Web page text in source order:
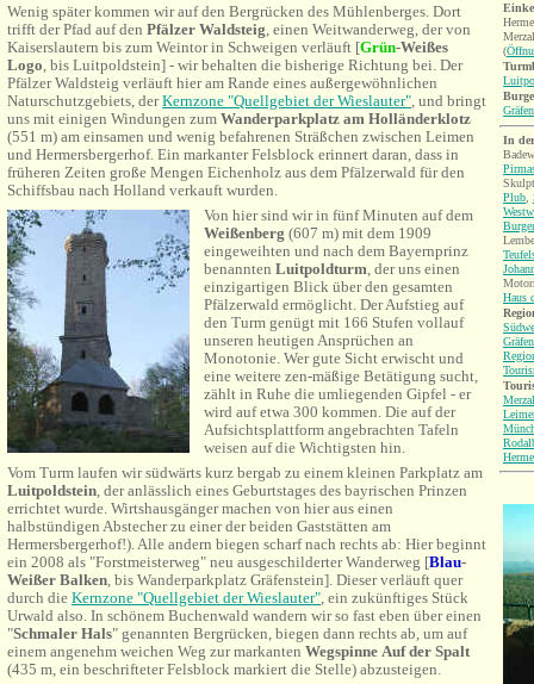
Wenig später kommen wir auf den Bergrücken des Mühlenberges. Dort
trifft der Pfad auf den Pfälzer Waldsteig, einen Weitwanderweg, der von
Kaiserslautern bis zum Weintor in Schweigen verläuft [Grün-Weißes
Logo, bis Luitpoldstein] - wir behalten die bisherige Richtung bei. Der
Pfälzer Waldsteig verläuft hier am Rande eines außergewöhnlichen
Naturschutzgebiets, derKernzone "Quellgebiet der Wieslauter", und bringt
uns mit einigen Windungen zum Wanderparkplatz am Holländerklotz
(551 m) am einsamen und wenig befahrenen Sträßchen zwischen Leimen
und Hermersbergerhof. Ein markanter Felsblock erinnert daran, dass in
früheren Zeiten große Mengen Eichenholz aus dem Pfälzerwald für den
Schiffsbau nach Holland verkauft wurden.
Von hier sind wir in fünf Minuten auf dem
Weißenberg (607 m) mit dem 1909
eingeweihten und nach dem Bayernprinz
benannten Luitpoldturm, der uns einen
einzigartigen Blick über den gesamten
Pfälzerwald ermöglicht. Der Aufstieg auf
den Turm genügt mit 166 Stufen vollauf
unseren heutigen Ansprüchen an
Monotonie. Wer gute Sicht erwischt und
eine weitere zen-mäßige Betätigung sucht,
zählt in Ruhe die umliegenden Gipfel - er
wird auf etwa 300 kommen. Die auf der
Aufsichtsplattform angebrachten Tafeln
weisen auf die Wichtigsten hin.
Vom Turm laufen wir südwärts kurz bergab zu einem kleinen Parkplatz am
Luitpoldstein, der anlässlich eines Geburtstages des bayrischen Prinzen
errichtet wurde. Wirtshausgänger machen von hier aus einen
halbstündigen Abstecher zu einer der beiden Gaststätten am
Hermersbergerhof!). Alle andern biegen scharf nach rechts ab: Hier beginnt
ein 2008 als "Forstmeisterweg" neu ausgeschilderter Wanderweg [Blau-
Weißer Balken, bis Wanderparkplatz Gräfenstein]. Dieser verläuft quer
durch die Kernzone "Quellgebiet der Wieslauter", ein zukünftiges Stück
Urwald also. In schönem Buchenwald wandern wir so fast eben über einen
"Schmaler Hals" genannten Bergrücken, biegen dann rechts ab, um auf
einem angenehm weichen Weg zur markanten Wegspinne Auf der Spalt
(435 m, ein beschrifteter Felsblock markiert die Stelle) abzusteigen.
(
In
Plub
Haus